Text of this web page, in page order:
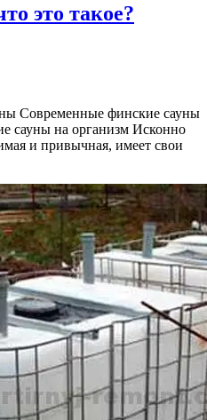
это такое?
Современные финские сауны
сауны на организм Исконно
и привычная, имеет свои